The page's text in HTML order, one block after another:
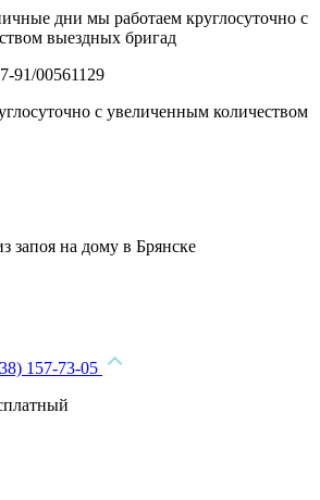
дни мы работаем круглосуточно с
выездных бригад
91/00561129
с увеличенным количеством
запоя на дому в Брянске
157-73-05